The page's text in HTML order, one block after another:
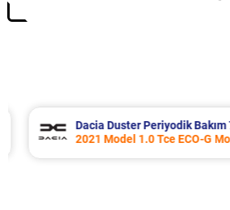
Dacia Duster Periyodik Bakım
2021 Model 1.0 Tce ECO-G